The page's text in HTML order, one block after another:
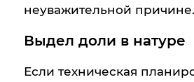
неуважительной причине.
Выдел доли в натуре
Если техническая